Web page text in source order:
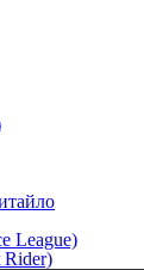
League)